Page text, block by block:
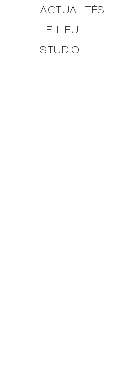
ACTUALITÉS
LE LIEU
STUDIO